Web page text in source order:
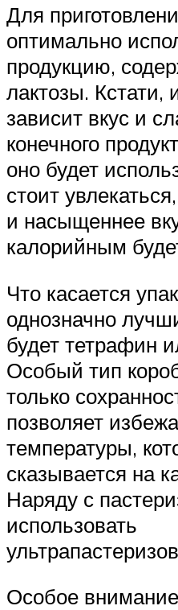
Для
оптимально
продукцию,
лактозы. Кстати,
зависит вкус и
конечного
оно будет
стоит
и насыщеннее
калорийным
Что касается
однозначно
будет тетрафин
Особый тип
только
позволяет
температуры,
сказывается на
Наряду с
использовать
Особое